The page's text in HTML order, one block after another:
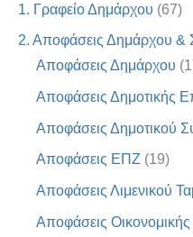
1. Γραφείο Δημάρχου (67)
2. Αποφάσεις Δημάρχου &
Αποφάσεις Δημάρχου
Αποφάσεις Δημοτικής
Αποφάσεις Δημοτικού
Αποφάσεις ΕΠΖ (19)
Αποφάσεις Λιμενικού
Αποφάσεις